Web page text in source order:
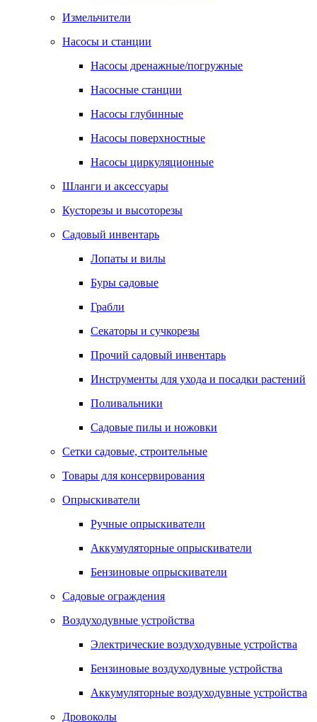
Измельчители
Насосы и станции
Насосы дренажные/погружные
Насосные станции
Насосы глубинные
Насосы поверхностные
Насосы циркуляционные
Шланги и аксессуары
Кусторезы и высоторезы
Садовый инвентарь
Лопаты и вилы
Буры садовые
Грабли
Секаторы и сучкорезы
Прочий садовый инвентарь
Инструменты для ухода и посадки растений
Поливальники
Садовые пилы и ножовки
Сетки садовые, строительные
Товары для консервирования
Опрыскиватели
Ручные опрыскиватели
Аккумуляторные опрыскиватели
Бензиновые опрыскиватели
Садовые ограждения
Воздуходувные устройства
Электрические воздуходувные устройства
Бензиновые воздуходувные устройства
Аккумуляторные воздуходувные устройства
Дровоколы